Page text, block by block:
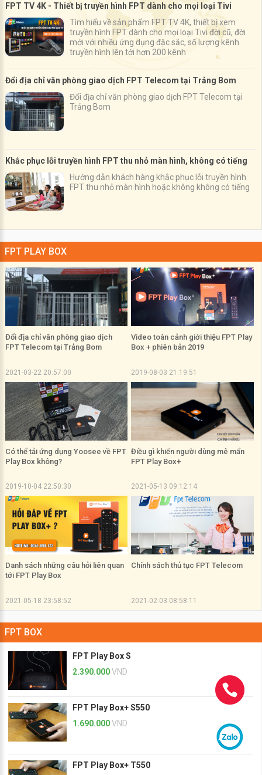
FPT TV 4K - Thiết bị truyền hình FPT dành cho mọi loại Tivi
Tìm hiểu về sản phẩm FPT TV 4K, thiết bị xem
truyền hình FPT dành cho mọi loại Tivi đời cũ, đời
mới với nhiều ứng dụng đặc sắc, số lượng kênh
truyền hình lên tới hơn 200 kênh
Đổi địa chỉ văn phòng giao dịch FPT Telecom tại Trảng Bom
Đổi địa chỉ văn phòng giao dịch FPT Telecom tại
Trảng Bom
Khắc phục lỗi truyền hình FPT thu nhỏ màn hình, không có tiếng
Hướng dẫn khách hàng khắc phục lỗi truyền hình
FPT thu nhỏ màn hình hoặc không không có tiếng
FPT PLAY BOX
Đổi địa chỉ văn phòng giao dịch
FPT Telecom tại Trảng Bom
2021-03-22 20:57:00
Video toàn cảnh giới thiệu FPT Play
Box + phiên bản 2019
2019-08-03 21:19:51
Có thể tải ứng dụng Yoosee về FPT
Play Box không?
2019-10-04 22:50:30
Điều gì khiến người dùng mê mẩn
FPT Play Box+
2021-05-13 09:12:14
Danh sách những câu hỏi liên quan
tới FPT Play Box
2021-05-18 23:58:52
Chính sách thủ tục FPT Telecom
2021-02-03 08:58:11
FPT BOX
FPT Play Box S
2.390.000VND
FPT Play Box+ S550
1.690.000VND
FPT Play Box+ T550